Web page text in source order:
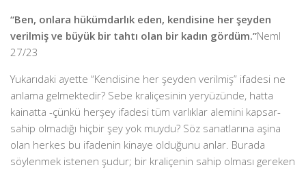
“Ben, onlara hükümdarlık eden, kendisine her şeyden
verilmiş ve büyük bir tahtı olan bir kadın gördüm.”Neml
27/23
Yukarıdaki ayette “Kendisine her şeyden verilmiş” ifadesi ne
anlama gelmektedir? Sebe kraliçesinin yeryüzünde, hatta
kainatta -çünkü herşey ifadesi tüm varlıklar alemini kapsar-
sahip olmadığı hiçbir şey yok muydu? Söz sanatlarına aşina
olan herkes bu ifadenin kinaye olduğunu anlar. Burada
söylenmek istenen şudur; bir kraliçenin sahip olması gereken